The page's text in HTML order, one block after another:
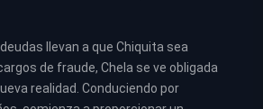
llevan a que Chiquita sea
de fraude, Chela se ve obligada
realidad. Conduciendo por